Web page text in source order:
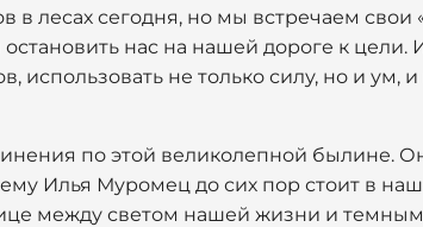
в лесах сегодня, но мы встречаем свои
нас на нашей дороге к
использовать не только силу, но и ум,
по этой великолепной былине.
Илья Муромец до сих пор стоит в
между светом нашей жизни и